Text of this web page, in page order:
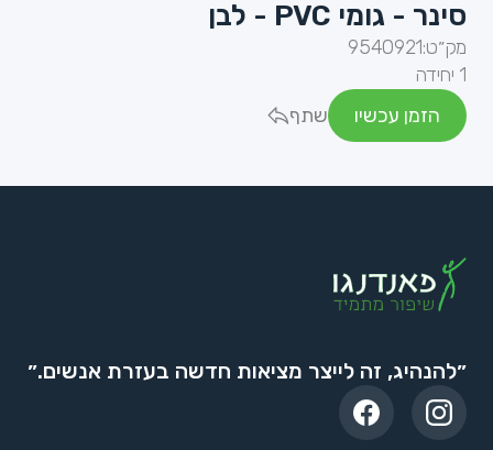
סינר - גומי PVC - לבן
מק״ט:9540921
1 יחידה
הזמן עכשיו
שתף
״להנהיג, זה לייצר מציאות חדשה בעזרת אנשים.״